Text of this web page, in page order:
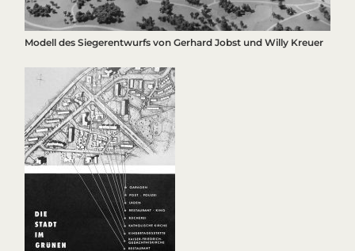
Modell des Siegerentwurfs von Gerhard Jobst und Willy Kreuer